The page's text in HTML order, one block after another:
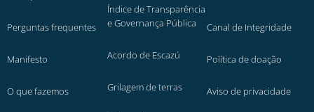
Perguntas frequentes
Manifesto
O que fazemos
Índice de Transparência
e Governança Pública
Acordo de Escazú
Grilagem de terras
Canal de Integridade
Política de doação
Aviso de privacidade